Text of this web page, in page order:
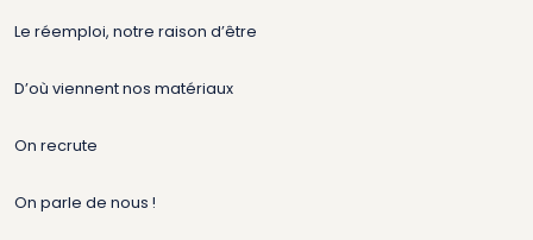
Le réemploi, notre raison d’être
D’où viennent nos matériaux
On recrute
On parle de nous !